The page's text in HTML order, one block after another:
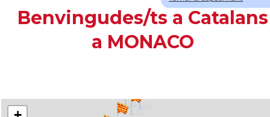
Benvingudes/ts a Catalans
a MONACO